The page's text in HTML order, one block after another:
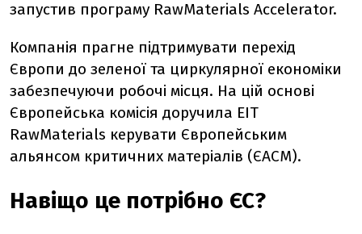
запустив програму RawMaterials Accelerator.
Компанія прагне підтримувати перехід
Європи до зеленої та циркулярної економіки
забезпечуючи робочі місця. На цій основі
Європейська комісія доручила EIT
RawMaterials керувати Європейським
альянсом критичних матеріалів (ЄАСМ).
Навіщо це потрібно ЄС?